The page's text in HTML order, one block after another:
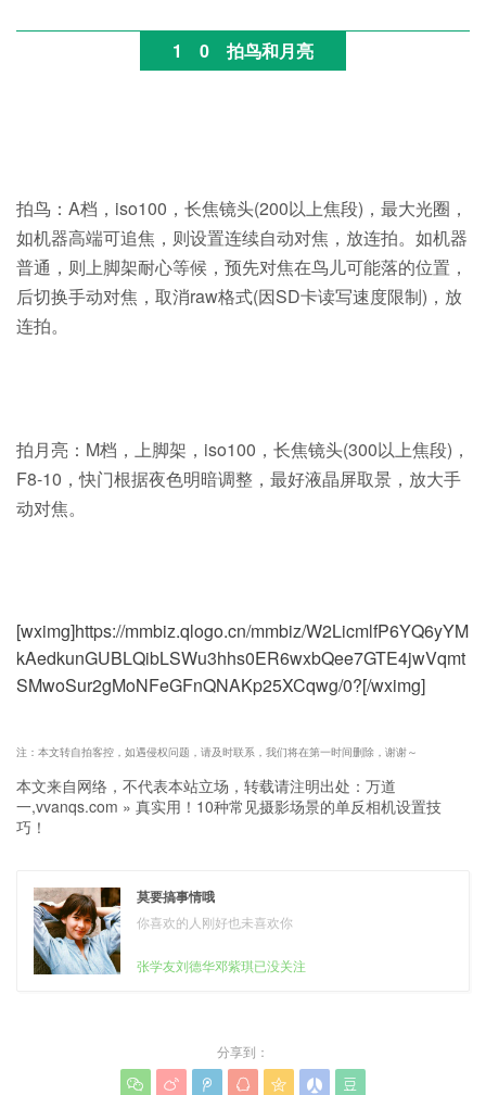
10 拍鸟和月亮
拍鸟：A档，iso100，长焦镜头(200以上焦段)，最大光圈，
如机器高端可追焦，则设置连续自动对焦，放连拍。如机器
普通，则上脚架耐心等候，预先对焦在鸟儿可能落的位置，
后切换手动对焦，取消raw格式(因SD卡读写速度限制)，放
连拍。
拍月亮：M档，上脚架，iso100，长焦镜头(300以上焦段)，
F8-10，快门根据夜色明暗调整，最好液晶屏取景，放大手
动对焦。
[wximg]https://mmbiz.qlogo.cn/mmbiz/W2LicmlfP6YQ6yYM
kAedkunGUBLQibLSWu3hhs0ER6wxbQee7GTE4jwVqmt
SMwoSur2gMoNFeGFnQNAKp25XCqwg/0?[/wximg]
注：本文转自拍客控，如遇侵权问题，请及时联系，我们将在第一时间删除，谢谢～
本文来自网络，不代表本站立场，转载请注明出处： 万道
一,vvanqs.com » 真实用！10种常见摄影场景的单反相机设置技
巧！
莫要搞事情哦
你喜欢的人刚好也未喜欢你
张学友刘德华邓紫琪已没关注
分享到：
      